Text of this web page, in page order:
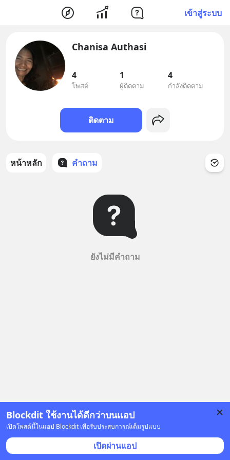
เข้าสู่ระบบ
Blockdit ใช้งานได้ดีกว่าบนแอป
เปิดโพสต์นี้ในแอป Blockdit เพื่อรับประสบการณ์เต็มรูปแบบ
เปิดผ่านแอป
Chanisa Authasi
4
โพสต์
1
ผู้ติดตาม
4
กำลังติดตาม
ติดตาม
หน้าหลัก คำถาม
ยังไม่มีคำถาม